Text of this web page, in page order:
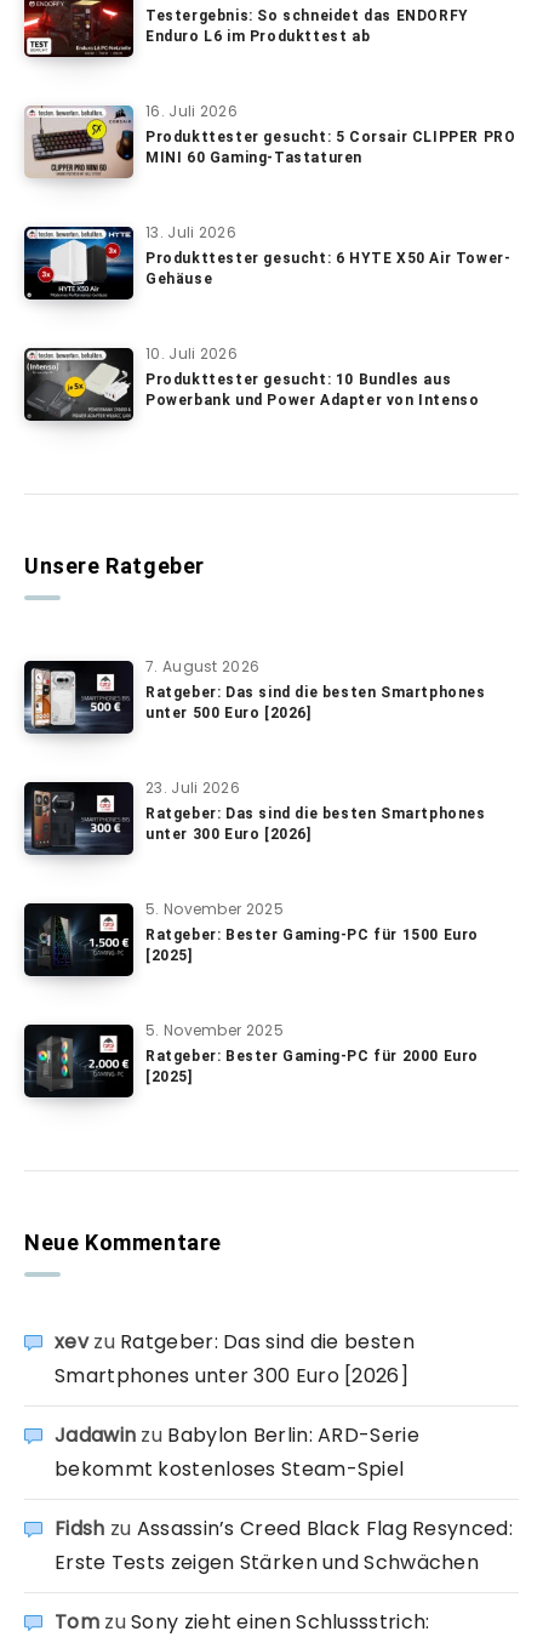
Testergebnis: So schneidet das ENDORFY
Enduro L6 im Produkttest ab
16. Juli 2026
Produkttester gesucht: 5 Corsair CLIPPER PRO
MINI 60 Gaming-Tastaturen
13. Juli 2026
Produkttester gesucht: 6 HYTE X50 Air Tower-
Gehäuse
10. Juli 2026
Produkttester gesucht: 10 Bundles aus
Powerbank und Power Adapter von Intenso
Unsere Ratgeber
7. August 2026
Ratgeber: Das sind die besten Smartphones
unter 500 Euro [2026]
23. Juli 2026
Ratgeber: Das sind die besten Smartphones
unter 300 Euro [2026]
5. November 2025
Ratgeber: Bester Gaming-PC für 1500 Euro
[2025]
5. November 2025
Ratgeber: Bester Gaming-PC für 2000 Euro
[2025]
Neue Kommentare
xevzu Ratgeber: Das sind die besten
Smartphones unter 300 Euro [2026]
Jadawin zu Babylon Berlin: ARD-Serie
bekommt kostenloses Steam-Spiel
Fidsh zu Assassin’s Creed Black Flag Resynced:
Erste Tests zeigen Stärken und Schwächen
TomzuSony zieht einen Schlussstrich: